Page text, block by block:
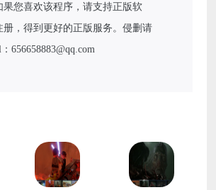
果您喜欢该程序，请支持正版软
册，得到更好的正版服务。侵删请
656658883@qq.com